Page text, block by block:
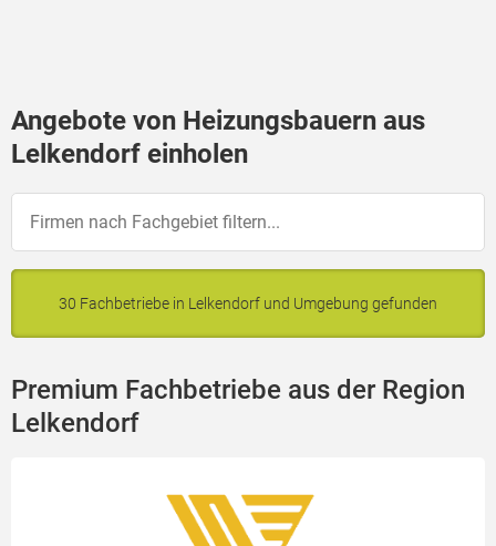
Angebote von Heizungsbauern aus
Lelkendorf einholen
30 Fachbetriebe in Lelkendorf und Umgebung gefunden
Premium Fachbetriebe aus der Region
Lelkendorf